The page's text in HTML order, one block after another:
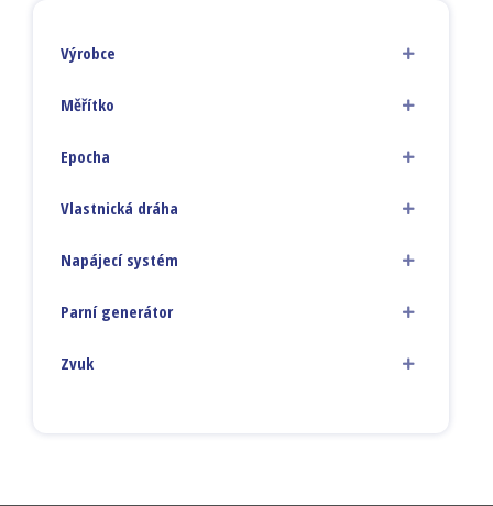
Výrobce
Měřítko
Epocha
Vlastnická dráha
Napájecí systém
Parní generátor
Zvuk